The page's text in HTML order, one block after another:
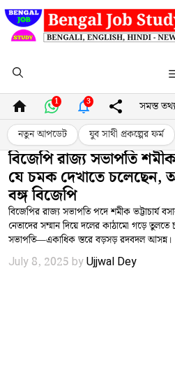
Skip
to
content
1 3 সমস্ত তথ্য
নতুন আপডেট যুব সাথী প্রকল্পের ফর্ম
বিজেপি রাজ্য সভাপতি শমীক
যে চমক দেখাতে
বঙ্গ বিজেপি
বিজেপির রাজ্য সভাপতি পদে শমীক ভট্টাচার্য
নেতাদের সম্মান দিয়ে দলের কাঠামো গড়ে তুলতে
সভাপতি—একাধিক স্তরে বড়সড় রদবদল আসন্ন।
July 8, 2025 byUjjwal Dey